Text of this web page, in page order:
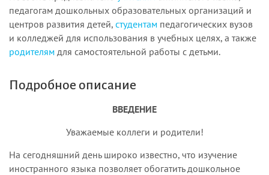
педагогам дошкольных образовательных организаций и
центров развития детей, студентам педагогических вузов
и колледжей для использования в учебных целях, а также
родителям для самостоятельной работы с детьми.
Подробное описание
ВВЕДЕНИЕ
Уважаемые коллеги и родители!
На сегодняшний день широко известно, что изучение
иностранного языка позволяет обогатить дошкольное